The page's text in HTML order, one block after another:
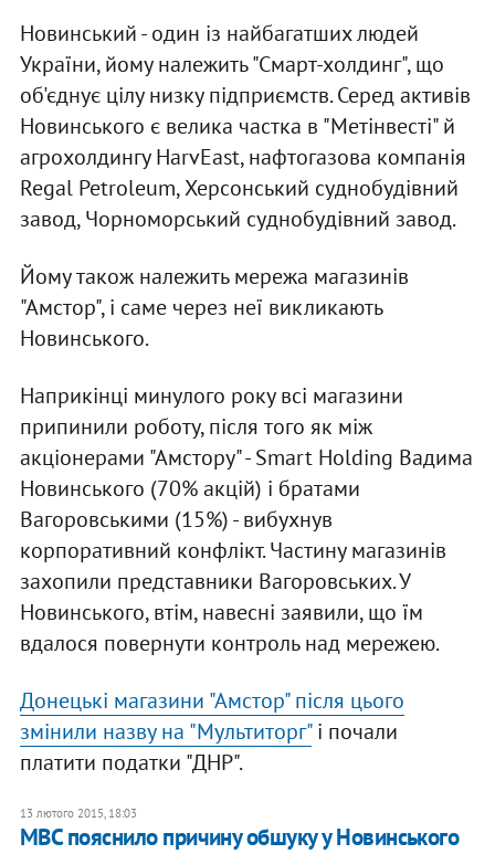
Новинський - один із найбагатших людей
України, йому належить "Смарт-холдинг", що
об'єднує цілу низку підприємств. Серед активів
Новинського є велика частка в "Метінвесті" й
агрохолдингу HarvEast, нафтогазова компанія
Regal Petroleum, Херсонський суднобудівний
завод, Чорноморський суднобудівний завод.
Йому також належить мережа магазинів
"Амстор", і саме через неї викликають
Новинського.
Наприкінці минулого року всі магазини
припинили роботу, після того як між
акціонерами "Амстору" - Smart Holding Вадима
Новинського (70% акцій) і братами
Вагоровськими (15%) - вибухнув
корпоративний конфлікт. Частину магазинів
захопили представники Вагоровських. У
Новинського, втім, навесні заявили, що їм
вдалося повернути контроль над мережею.
Донецькі магазини "Амстор" після цього
змінили назву на "Мультиторг"і почали
платити податки "ДНР".
13 лютого 2015, 18:03
МВС пояснило причину обшуку у Новинського